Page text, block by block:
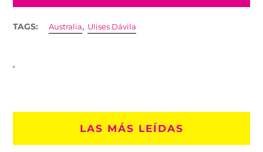
TAGS: Australia, Ulises Dávila
LAS MÁS LEÍDAS